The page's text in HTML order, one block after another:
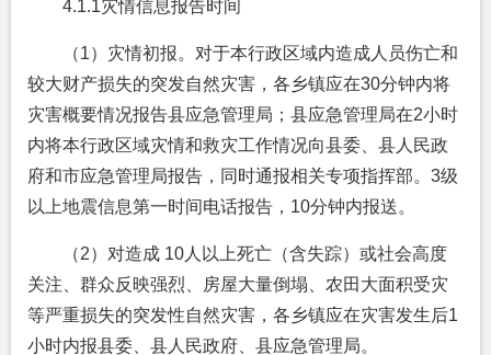
4.1.1灾情信息报告时间
（1）灾情初报。对于本行政区域内造成人员伤亡和
较大财产损失的突发自然灾害，各乡镇应在30分钟内将
灾害概要情况报告县应急管理局；县应急管理局在2小时
内将本行政区域灾情和救灾工作情况向县委、县人民政
府和市应急管理局报告，同时通报相关专项指挥部。3级
以上地震信息第一时间电话报告，10分钟内报送。
（2）对造成 10人以上死亡（含失踪）或社会高度
关注、群众反映强烈、房屋大量倒塌、农田大面积受灾
等严重损失的突发性自然灾害，各乡镇应在灾害发生后1
小时内报县委、县人民政府、县应急管理局。